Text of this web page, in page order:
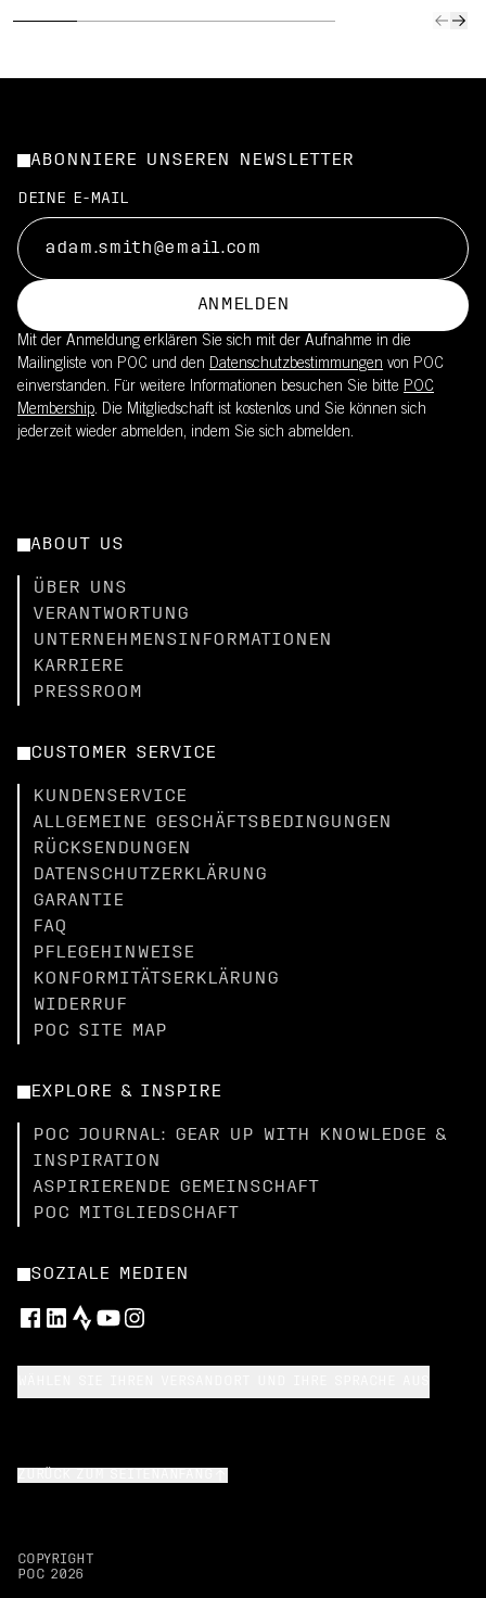
ABONNIERE UNSEREN NEWSLETTER
DEINE E-MAIL
ANMELDEN
Mit der Anmeldung erklären Sie sich mit der Aufnahme in die
Mailingliste von POC und den Datenschutzbestimmungen von POC
einverstanden. Für weitere Informationen besuchen Sie bitte POC
Membership. Die Mitgliedschaft ist kostenlos und Sie können sich
jederzeit wieder abmelden, indem Sie sich abmelden.
ABOUT US
ÜBER UNS
VERANTWORTUNG
UNTERNEHMENSINFORMATIONEN
KARRIERE
PRESSROOM
CUSTOMER SERVICE
KUNDENSERVICE
ALLGEMEINE GESCHÄFTSBEDINGUNGEN
RÜCKSENDUNGEN
DATENSCHUTZERKLÄRUNG
GARANTIE
FAQ
PFLEGEHINWEISE
KONFORMITÄTSERKLÄRUNG
WIDERRUF
POC SITE MAP
EXPLORE & INSPIRE
POC JOURNAL: GEAR UP WITH KNOWLEDGE &
INSPIRATION
ASPIRIERENDE GEMEINSCHAFT
POC MITGLIEDSCHAFT
SOZIALE MEDIEN
COPYRIGHT
POC 2026